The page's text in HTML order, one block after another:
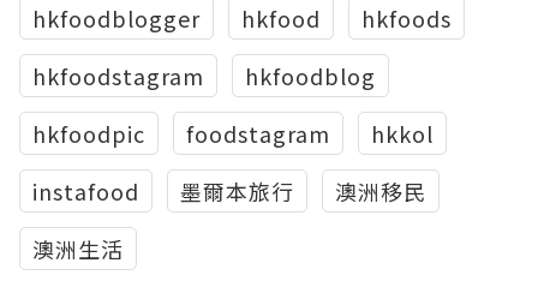
hkfoodblogger
hkfood
hkfoods
hkfoodstagram
hkfoodblog
hkfoodpic
foodstagram
hkkol
instafood
墨爾本旅行
澳洲移民
澳洲生活